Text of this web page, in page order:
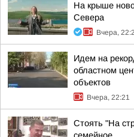
На крыше
Севера
Вчера,
Идем на
областном
объектов
Вчера, 22:21
Стоять "На